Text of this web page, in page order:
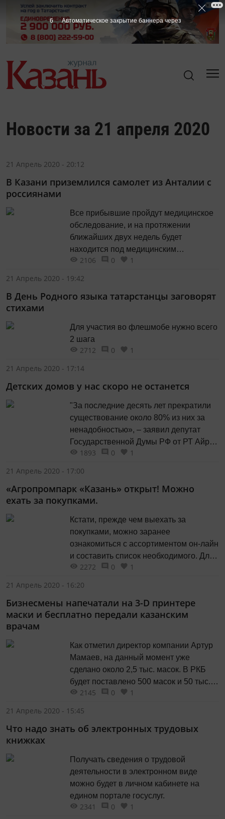
Новости за 21 апреля 2020
21 Апрель 2020 - 20:12
В Казани приземлился самолет из Анталии с
россиянами
Все прибывшие пройдут медицинское
обследование, и на протяжении
ближайших двух недель будет
находится под медицинским
наблюдением.
2106 0
1
21 Апрель 2020 - 19:42
В День Родного языка татарстанцы заговорят
стихами
Для участия во флешмобе нужно всего
2 шага
2712 0
1
21 Апрель 2020 - 17:14
Детских домов у нас скоро не останется
"За последние десять лет прекратили
существование около 80% из них за
ненадобностью», – заявил депутат
Государственной Думы РФ от РТ Айрат
Фаррахов.
1893 0
1
21 Апрель 2020 - 17:00
«Агропромпарк «Казань» открыт! Можно
ехать за покупками.
Кстати, прежде чем выехать за
покупками, можно заранее
ознакомиться с ассортиментом он-лайн
и составить список необходимого. Для
2272 0
1
21 Апрель 2020 - 16:20
Бизнесмены напечатали на 3-D принтере
маски и бесплатно передали казанским
врачам
Как отметил директор компании Артур
Мамаев, на данный момент уже
сделано около 2,5 тыс. масок. В РКБ
будет поставлено 500 масок и 50 тыс.
фильтров.
2145 0
1
21 Апрель 2020 - 15:45
Что надо знать об электронных трудовых
книжках
Получать сведения о трудовой
деятельности в электронном виде
можно будет в личном кабинете на
едином портале госуслуг.
2341 0
1
5 Автоматическое закрытие баннера через